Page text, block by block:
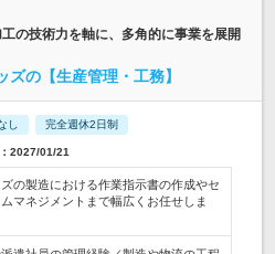
の技術力を軸に、多角的に事業を展開
の【生産管理・工務】
し 完全週休2日制
2027/01/21
の製造における作業指示書の作成やセ
マネジメントまで幅広くお任せしま